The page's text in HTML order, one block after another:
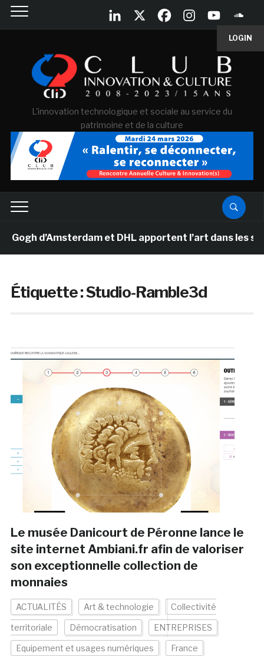
LOGIN
L'innovation technologique et sociale au service du
patrimoine et de la culture
d’Amsterdam et DHL apportent l’art dans les
Étiquette :Studio-Ramble3d
Le musée Danicourt de Péronne lance le
site internet Ambiani.fr afin de valoriser
son exceptionnelle collection de
monnaies
ACTUALITÉS Art & technologie Collectivité
territoriale Démocratisation ENTREPRISES
Equipement et usages numériques France